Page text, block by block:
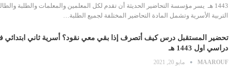
1443 هـ يسر مؤسسة التحاضير الحديثة أن تقدم لكل المعلمين والمعلمات والطلبة
التربية الأسرية وتشمل المادة التحاضير المختلفة لجميع الطلبة…
تحضير المستقبل درس كيف أتصرف إذا بقي معي نقود؟ أسرية ثاني ابتدائي
دراسي اول 1443 هـ
MAAROUF مايو 20, 2021